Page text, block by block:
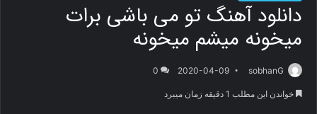
ی
دانلود آهنگ تو می باشی برات
میخونه میشم میخونه
sobhanG
2020-04-09
0
خواندن این مطلب 1 دقیقه زمان میبرد